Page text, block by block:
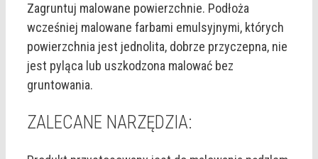
Zagruntuj malowane powierzchnie. Podłoża
wcześniej malowane farbami emulsyjnymi, których
powierzchnia jest jednolita, dobrze przyczepna, nie
jest pyląca lub uszkodzona malować bez
gruntowania.
ZALECANE NARZĘDZIA: